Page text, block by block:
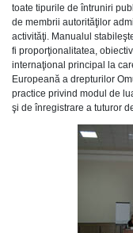
toate tipurile de întruniri
de membrii autorităţilor
activităţi. Manualul
fi proporţionalitatea,
internaţional principal la
Europeană a drepturilor
practice privind modul de
şi de înregistrare a tuturor